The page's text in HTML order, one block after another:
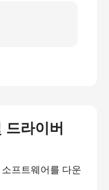
드라이버
프트웨어를 다운